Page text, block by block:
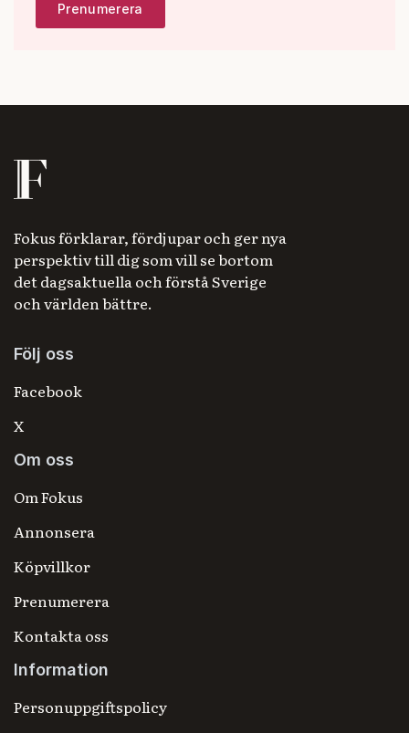
Fokus förklarar, fördjupar och ger nya
perspektiv till dig som vill se bortom
det dagsaktuella och förstå Sverige
och världen bättre.
Följ oss
Facebook
X
Om oss
Om Fokus
Annonsera
Köpvillkor
Prenumerera
Kontakta oss
Information
Personuppgiftspolicy